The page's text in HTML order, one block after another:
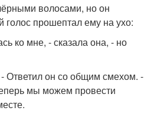
волосами, но он
прошептал ему на ухо:
ко мне, - сказала она, - но
Ответил он со общим смехом. -
мы можем провести